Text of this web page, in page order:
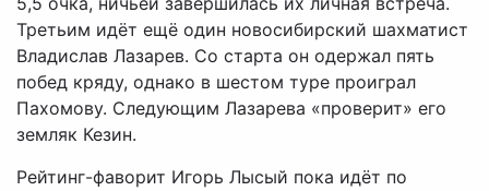
Третьим идёт ещё один новосибирский шахматист
Владислав Лазарев. Со старта он одержал пять
побед кряду, однако в шестом туре проиграл
Пахомову. Следующим Лазарева «проверит» его
земляк Кезин.
Рейтинг-фаворит Игорь Лысый пока идёт по